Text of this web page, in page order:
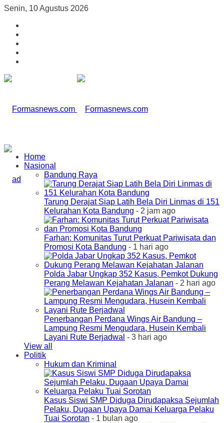
Senin, 10 Agustus 2026
Home
Nasional
Bandung Raya
Tarung Derajat Siap Latih Bela Diri Linmas di 151
Kelurahan Kota Bandung - 2 jam ago
Farhan: Komunitas Turut Perkuat Pariwisata dan
Promosi Kota Bandung - 1 hari ago
Polda Jabar Ungkap 352 Kasus, Pemkot Dukung
Perang Melawan Kejahatan Jalanan - 2 hari ago
Penerbangan Perdana Wings Air Bandung –
Lampung Resmi Mengudara, Husein Kembali
Layani Rute Berjadwal - 3 hari ago
View all
Politik
Hukum dan Kriminal
Kasus Siswi SMP Diduga Dirudapaksa Sejumlah
Pelaku, Dugaan Upaya Damai Keluarga Pelaku
Tuai Sorotan - 1 bulan ago